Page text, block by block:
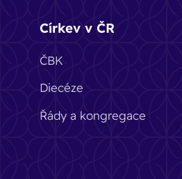
Církev v ČR
ČBK
Diecéze
Řády a kongregace